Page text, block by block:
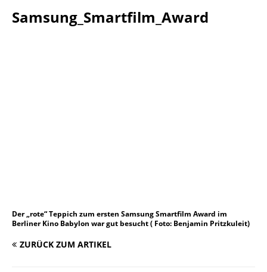
Samsung_Smartfilm_Award
Der „rote“ Teppich zum ersten Samsung Smartfilm Award im
Berliner Kino Babylon war gut besucht ( Foto: Benjamin Pritzkuleit)
ZURÜCK ZUM ARTIKEL